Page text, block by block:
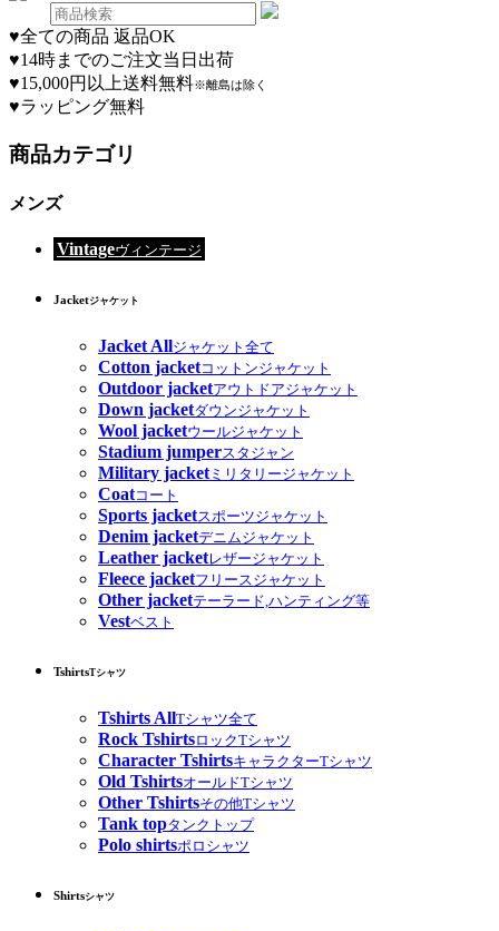
♥全ての商品 返品OK
♥14時までのご注文当日出荷
♥15,000円以上送料無料※離島は除く
♥ラッピング無料
商品カテゴリ
メンズ
Vintageヴィンテージ
Jacketジャケット
Jacket Allジャケット全て
Cotton jacketコットンジャケット
Outdoor jacketアウトドアジャケット
Down jacketダウンジャケット
Wool jacketウールジャケット
Stadium jumperスタジャン
Military jacketミリタリージャケット
Coatコート
Sports jacketスポーツジャケット
Denim jacketデニムジャケット
Leather jacketレザージャケット
Fleece jacketフリースジャケット
Other jacketテーラード,ハンティング等
Vestベスト
TshirtsTシャツ
Tshirts AllTシャツ全て
Rock TshirtsロックTシャツ
Character TshirtsキャラクターTシャツ
Old TshirtsオールドTシャツ
Other Tshirtsその他Tシャツ
Tank topタンクトップ
Polo shirtsポロシャツ
Shirtsシャツ